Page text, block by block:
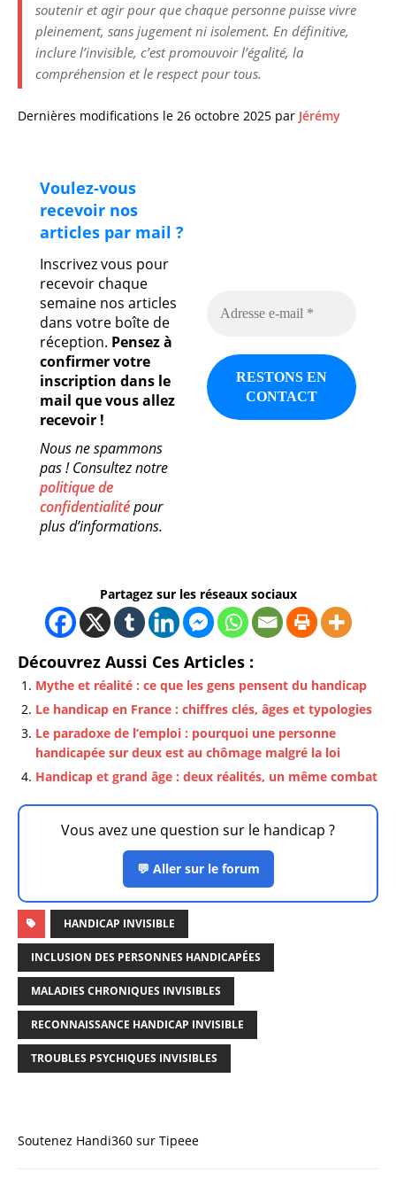
soutenir et agir pour que chaque personne puisse vivre
pleinement, sans jugement ni isolement. En définitive,
inclure l’invisible, c’est promouvoir l’égalité, la
compréhension et le respect pour tous.
Dernières modifications le 26 octobre 2025 par Jérémy
Voulez-vous
recevoir nos
articles par mail ?
Inscrivez vous pour
recevoir chaque
semaine nos articles
dans votre boîte de
réception. Pensez à
confirmer votre
inscription dans le
mail que vous allez
recevoir !
Nous ne spammons
pas ! Consultez notre
politique de
confidentialitépour
plus d’informations.
Partagez sur les réseaux sociaux
Découvrez Aussi Ces Articles :
Mythe et réalité : ce que les gens pensent du handicap
Le handicap en France : chiffres clés, âges et typologies
Le paradoxe de l’emploi : pourquoi une personne
handicapée sur deux est au chômage malgré la loi
Handicap et grand âge : deux réalités, un même combat
Vous avez une question sur le handicap ?
💬 Aller sur le forum
HANDICAP INVISIBLE
INCLUSION DES PERSONNES HANDICAPÉES
MALADIES CHRONIQUES INVISIBLES
RECONNAISSANCE HANDICAP INVISIBLE
TROUBLES PSYCHIQUES INVISIBLES
Soutenez Handi360 sur Tipeee